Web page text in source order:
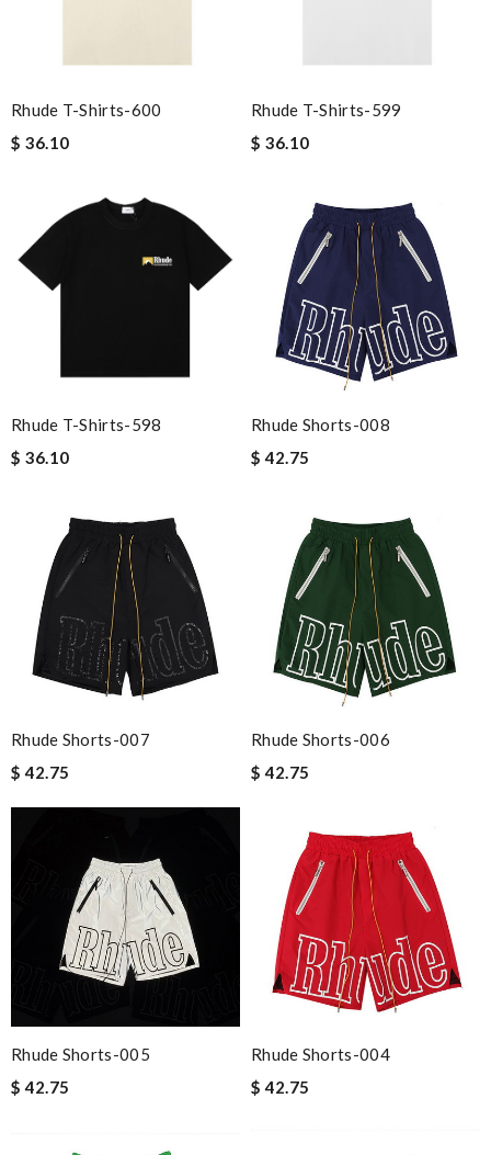
Rhude T-Shirts-600
$ 36.10
Rhude T-Shirts-599
$ 36.10
Rhude T-Shirts-598
$ 36.10
Rhude Shorts-008
$ 42.75
Rhude Shorts-007
$ 42.75
Rhude Shorts-006
$ 42.75
Rhude Shorts-005
$ 42.75
Rhude Shorts-004
$ 42.75